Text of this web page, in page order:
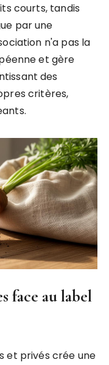
courts, tandis
par une
n'a pas la
et gère
des
critères,
face au label
et privés crée une